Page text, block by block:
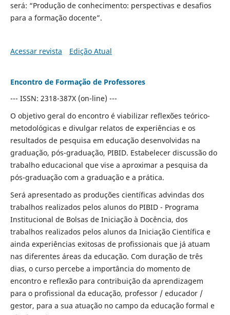
será: “Produção de conhecimento: perspectivas e desafios
para a formação docente”.
Acessar revista Edição Atual
Encontro de Formação de Professores
--- ISSN: 2318-387X (on-line) ---
O objetivo geral do encontro é viabilizar reflexões teórico-
metodológicas e divulgar relatos de experiências e os
resultados de pesquisa em educação desenvolvidas na
graduação, pós-graduação, PIBID. Estabelecer discussão do
trabalho educacional que vise a aproximar a pesquisa da
pós-graduação com a graduação e a prática.
Será apresentado as produções científicas advindas dos
trabalhos realizados pelos alunos do PIBID - Programa
Institucional de Bolsas de Iniciação à Docência, dos
trabalhos realizados pelos alunos da Iniciação Científica e
ainda experiências exitosas de profissionais que já atuam
nas diferentes áreas da educação. Com duração de três
dias, o curso percebe a importância do momento de
encontro e reflexão para contribuição da aprendizagem
para o profissional da educação, professor / educador /
gestor, para a sua atuação no campo da educação formal e